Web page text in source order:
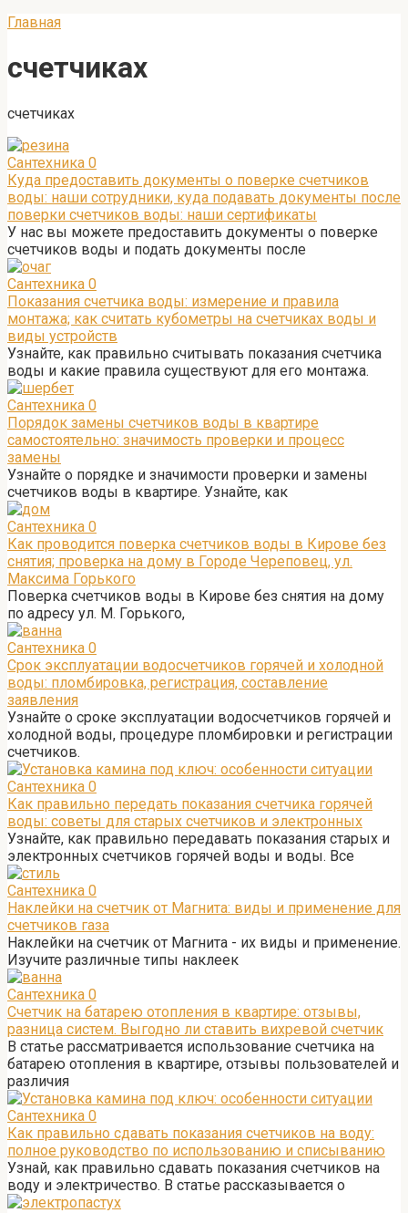
Главная
счетчиках
счетчиках
Сантехника 0
Куда предоставить документы о поверке счетчиков
воды: наши сотрудники, куда подавать документы после
поверки счетчиков воды: наши сертификаты
У нас вы можете предоставить документы о поверке
счетчиков воды и подать документы после
Сантехника 0
Показания счетчика воды: измерение и правила
монтажа; как считать кубометры на счетчиках воды и
виды устройств
Узнайте, как правильно считывать показания счетчика
воды и какие правила существуют для его монтажа.
Сантехника 0
Порядок замены счетчиков воды в квартире
самостоятельно: значимость проверки и процесс
замены
Узнайте о порядке и значимости проверки и замены
счетчиков воды в квартире. Узнайте, как
Сантехника 0
Как проводится поверка счетчиков воды в Кирове без
снятия; проверка на дому в Городе Череповец, ул.
Максима Горького
Поверка счетчиков воды в Кирове без снятия на дому
по адресу ул. М. Горького,
Сантехника 0
Срок эксплуатации водосчетчиков горячей и холодной
воды: пломбировка, регистрация, составление
заявления
Узнайте о сроке эксплуатации водосчетчиков горячей и
холодной воды, процедуре пломбировки и регистрации
счетчиков.
Сантехника 0
Как правильно передать показания счетчика горячей
воды: советы для старых счетчиков и электронных
Узнайте, как правильно передавать показания старых и
электронных счетчиков горячей воды и воды. Все
Сантехника 0
Наклейки на счетчик от Магнита: виды и применение для
счетчиков газа
Наклейки на счетчик от Магнита - их виды и применение.
Изучите различные типы наклеек
Сантехника 0
Счетчик на батарею отопления в квартире: отзывы,
разница систем. Выгодно ли ставить вихревой счетчик
В статье рассматривается использование счетчика на
батарею отопления в квартире, отзывы пользователей и
различия
Сантехника 0
Как правильно сдавать показания счетчиков на воду:
полное руководство по использованию и списыванию
Узнай, как правильно сдавать показания счетчиков на
воду и электричество. В статье рассказывается о